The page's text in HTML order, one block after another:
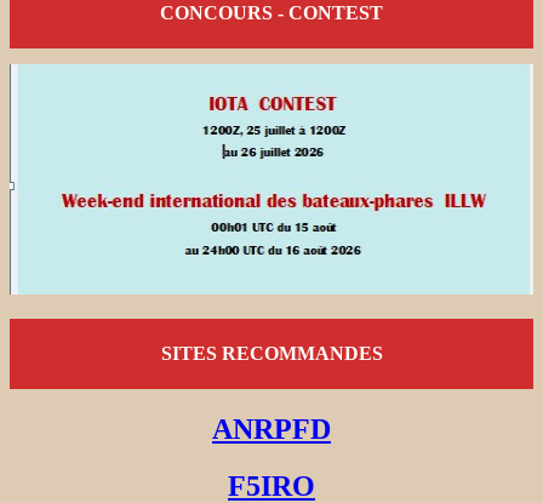
CONCOURS - CONTEST
SITES RECOMMANDES
ANRPFD
F5IRO